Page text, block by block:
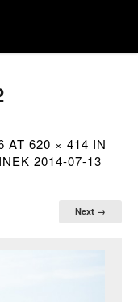
AT 620 × 414 IN
2014-07-13
Next →